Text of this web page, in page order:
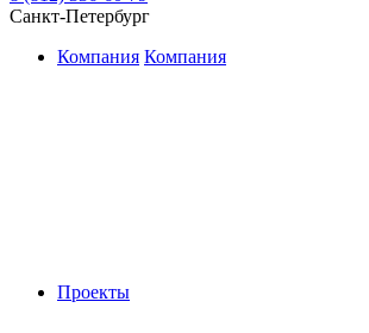
Санкт-Петербург
Компания Компания
Проекты